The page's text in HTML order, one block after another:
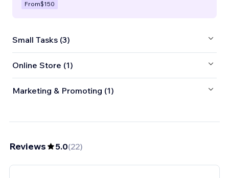
From$150
Small Tasks (3)
Online Store (1)
Marketing & Promoting (1)
Reviews 5.0(22)